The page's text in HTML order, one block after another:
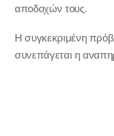
αποδοχών τους.
Η συγκεκριμένη
συνεπάγεται η